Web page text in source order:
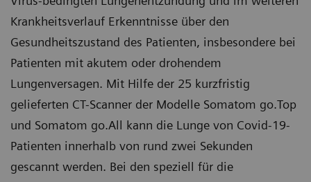
Krankheitsverlauf Erkenntnisse über den
Gesundheitszustand des Patienten, insbesondere bei
Patienten mit akutem oder drohendem
Lungenversagen. Mit Hilfe der 25 kurzfristig
gelieferten CT-Scanner der Modelle Somatom go.Top
und Somatom go.All kann die Lunge von Covid-19-
Patienten innerhalb von rund zwei Sekunden
gescannt werden. Bei den speziell für die